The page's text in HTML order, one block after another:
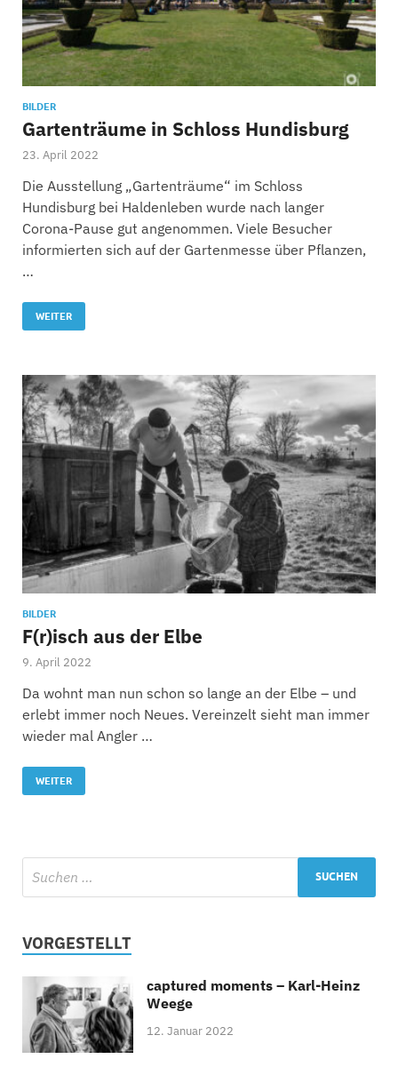
BILDER
Gartenträume in Schloss Hundisburg
23. April 2022
Die Ausstellung „Gartenträume“ im Schloss
Hundisburg bei Haldenleben wurde nach langer
Corona-Pause gut angenommen. Viele Besucher
informierten sich auf der Gartenmesse über Pflanzen,
…
WEITER
BILDER
F(r)isch aus der Elbe
9. April 2022
Da wohnt man nun schon so lange an der Elbe – und
erlebt immer noch Neues. Vereinzelt sieht man immer
wieder mal Angler …
WEITER
VORGESTELLT
captured moments – Karl-Heinz
Weege
12. Januar 2022